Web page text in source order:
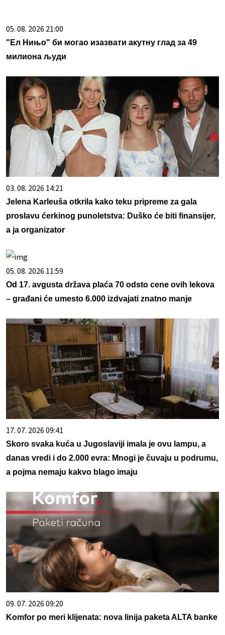
05. 08. 2026 21:00
"Ел Нињо" би могао изазвати акутну глад за 49
милиона људи
03. 08. 2026 14:21
Jelena Karleuša otkrila kako teku pripreme za gala
proslavu ćerkinog punoletstva: Duško će biti finansijer,
a ja organizator
05. 08. 2026 11:59
Od 17. avgusta država plaća 70 odsto cene ovih lekova
– građani će umesto 6.000 izdvajati znatno manje
17. 07. 2026 09:41
Skoro svaka kuća u Jugoslaviji imala je ovu lampu, a
danas vredi i do 2.000 evra: Mnogi je čuvaju u podrumu,
a pojma nemaju kakvo blago imaju
09. 07. 2026 09:20
Komfor po meri klijenata: nova linija paketa ALTA banke